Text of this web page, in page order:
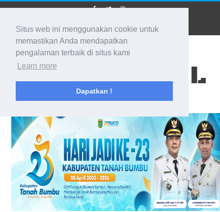
Situs web ini menggunakan cookie untuk
memastikan Anda mendapatkan
pengalaman terbaik di situs kami
Learn more
Dapatkan !
BIDIK KALSEL
Membidik Ke Segala Arah